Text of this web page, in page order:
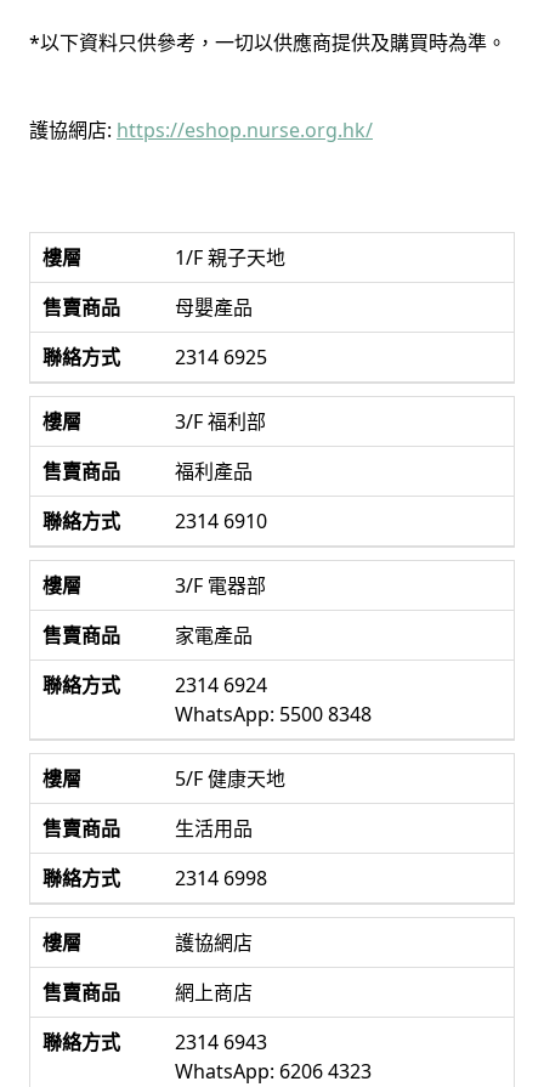
*以下資料只供參考，一切以供應商提供及購買時為準。
護協網店: https://eshop.nurse.org.hk/
1/F 親子天地
母嬰產品
2314 6925
3/F 福利部
福利產品
2314 6910
3/F 電器部
家電產品
2314 6924
WhatsApp: 5500 8348
5/F 健康天地
生活用品
2314 6998
護協網店
網上商店
2314 6943
WhatsApp: 6206 4323